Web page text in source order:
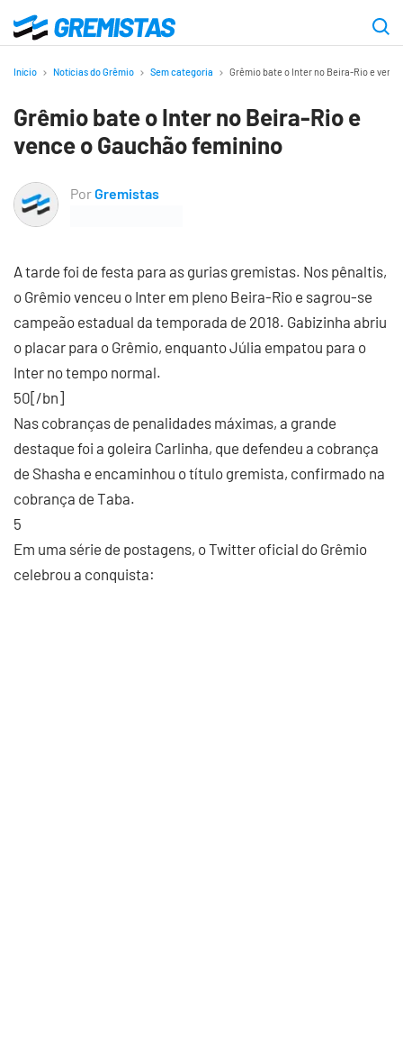
para
principal
Gremistas
Início Notícias do Grêmio Sem categoria Grêmio bate o Inter no Beira-Rio e
Grêmio bate o Inter no Beira-Rio e
vence o Gauchão feminino
PorGremistas
A tarde foi de festa para as gurias gremistas. Nos pênaltis,
o Grêmio venceu o Inter em pleno Beira-Rio e sagrou-se
campeão estadual da temporada de 2018. Gabizinha abriu
o placar para o Grêmio, enquanto Júlia empatou para o
Inter no tempo normal.
50[/bn]
Nas cobranças de penalidades máximas, a grande
destaque foi a goleira Carlinha, que defendeu a cobrança
de Shasha e encaminhou o título gremista, confirmado na
cobrança de Taba.
5
Em uma série de postagens, o Twitter oficial do Grêmio
celebrou a conquista: